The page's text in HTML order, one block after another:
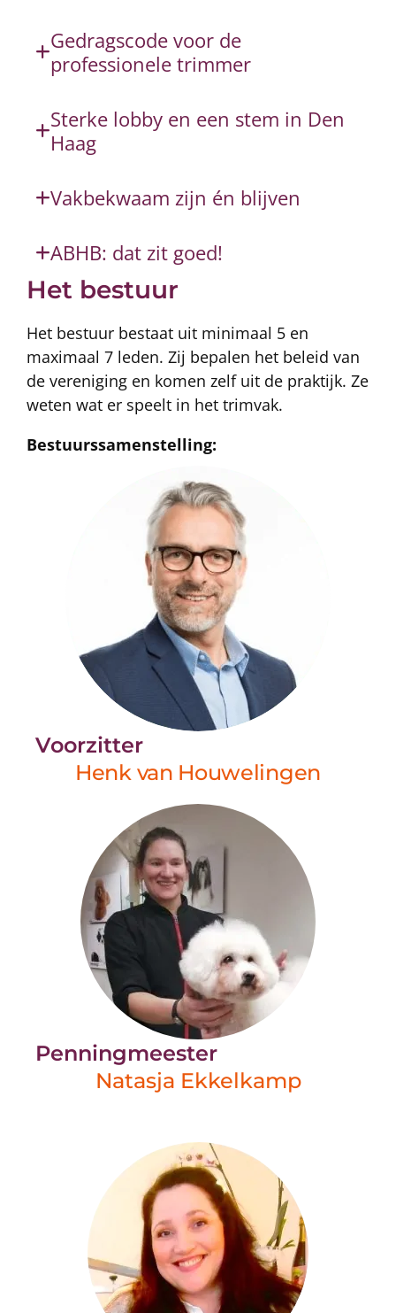
Gedragscode voor de
professionele trimmer
Sterke lobby en een stem in Den
Haag
Vakbekwaam zijn én blijven
ABHB: dat zit goed!
Het bestuur
Het bestuur bestaat uit minimaal 5 en
maximaal 7 leden. Zij bepalen het beleid van
de vereniging en komen zelf uit de praktijk. Ze
weten wat er speelt in het trimvak.
Bestuurssamenstelling:
Voorzitter
Henk van Houwelingen
Penningmeester
Natasja Ekkelkamp